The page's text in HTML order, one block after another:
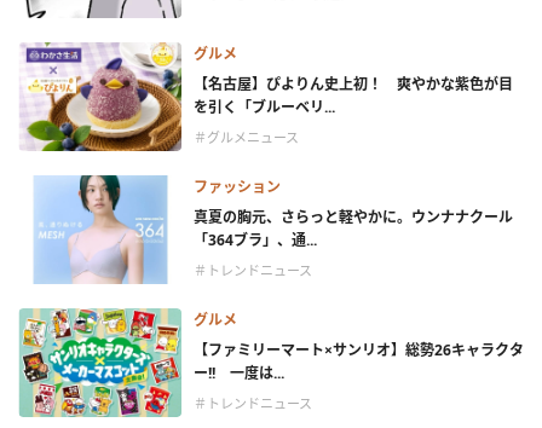
グルメ
【名古屋】ぴよりん史上初！ 爽やかな紫色が目
を引く「ブルーベリ...
＃グルメニュース
ファッション
真夏の胸元、さらっと軽やかに。ウンナナクール
「364ブラ」、通...
＃トレンドニュース
グルメ
【ファミリーマート×サンリオ】総勢26キャラクタ
ー!! 一度は...
＃トレンドニュース